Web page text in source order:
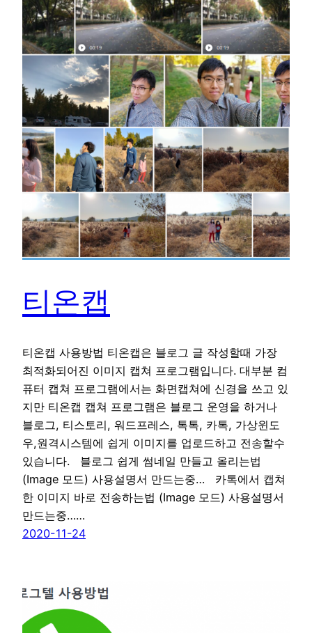
티온캡
티온캡 사용방법 티온캡은 블로그 글 작성할때 가장
최적화되어진 이미지 캡쳐 프로그램입니다. 대부분 컴
퓨터 캡쳐 프로그램에서는 화면캡쳐에 신경을 쓰고 있
지만 티온캡 캡쳐 프로그램은 블로그 운영을 하거나
블로그, 티스토리, 워드프레스, 톡톡, 카톡, 가상윈도
우,원격시스템에 쉽게 이미지를 업로드하고 전송할수
있습니다. 블로그 쉽게 썸네일 만들고 올리는법
(Image 모드) 사용설명서 만드는중… 카톡에서 캡쳐
한 이미지 바로 전송하는법 (Image 모드) 사용설명서
만드는중……
2020-11-24